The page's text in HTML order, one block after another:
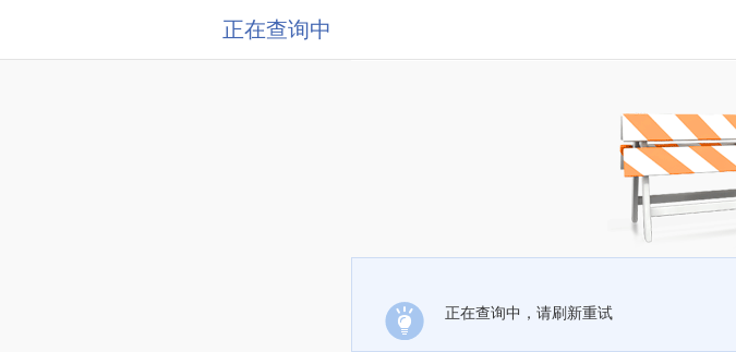
正在查询中
正在查询中，请刷新重试